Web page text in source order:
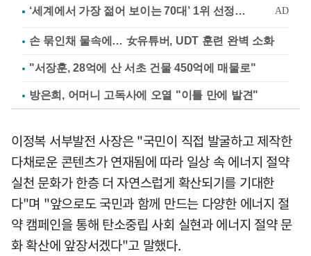
손 묶인채 물속에… 女유튜버, UDT 훈련 완벽 소화
"서장훈, 28억에 산 서초 건물 450억에 매물로"
방은희, 어머니 고독사에 오열 "이틀 만에 발견"
이정복 서부발전 사장은 "국민이 직접 발굴하고 제작한
다채로운 콘텐츠가 연재됨에 따라 일상 속 에너지 절약
실천 문화가 한층 더 자연스럽게 확산되기를 기대한
다"며 "앞으로도 국민과 함께 만드는 다양한 에너지 절
약 캠페인을 통해 탄소중립 사회 실현과 에너지 절약 문
화 확산에 앞장서겠다"고 말했다.